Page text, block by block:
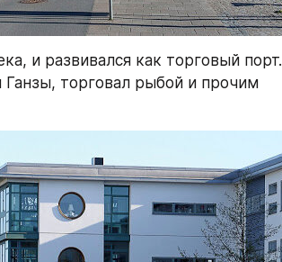
и развивался как торговый порт.
Ганзы, торговал рыбой и прочим